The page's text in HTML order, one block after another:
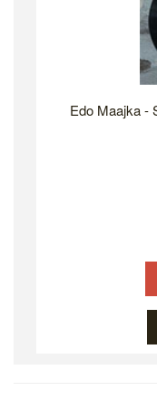
Edo Maajka -